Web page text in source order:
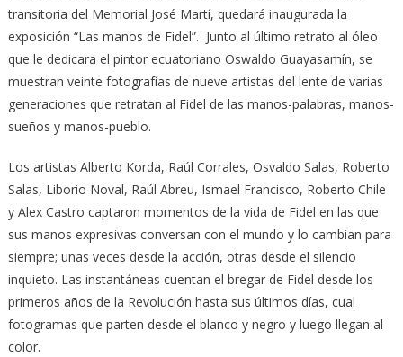
transitoria del Memorial José Martí, quedará inaugurada la
exposición “Las manos de Fidel”. Junto al último retrato al óleo
que le dedicara el pintor ecuatoriano Oswaldo Guayasamín, se
muestran veinte fotografías de nueve artistas del lente de varias
generaciones que retratan al Fidel de las manos-palabras, manos-
sueños y manos-pueblo.
Los artistas Alberto Korda, Raúl Corrales, Osvaldo Salas, Roberto
Salas, Liborio Noval, Raúl Abreu, Ismael Francisco, Roberto Chile
y Alex Castro captaron momentos de la vida de Fidel en las que
sus manos expresivas conversan con el mundo y lo cambian para
siempre; unas veces desde la acción, otras desde el silencio
inquieto. Las instantáneas cuentan el bregar de Fidel desde los
primeros años de la Revolución hasta sus últimos días, cual
fotogramas que parten desde el blanco y negro y luego llegan al
color.